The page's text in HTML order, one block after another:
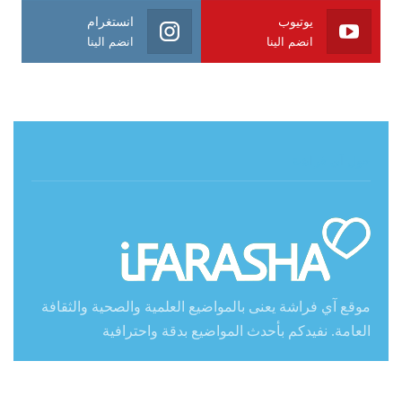
يوتيوب
انضم الينا
انستغرام
انضم الينا
موقع آي فراشة يعنى بالمواضيع العلمية والصحية والثقافة
العامة. نفيدكم بأحدث المواضيع بدقة واحترافية